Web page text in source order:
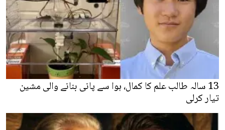
13 سالہ طالب علم کا کمال، ہوا سے پانی بنانے والی مشین
تیار کرلی